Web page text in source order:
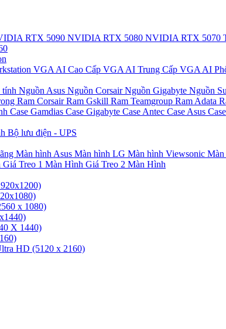
RTX 5090 NVIDIA RTX 5080 NVIDIA RTX 5070
VGA AI Cao Cấp VGA AI Trung Cấp VGA AI
tính Nguồn Asus Nguồn CorsairNguồn Gigabyte Nguồn
Ram CorsairRam Gskill Ram Teamgroup Ram Adata
Case Gamdias Case Gigabyte Case Antec Case Asus
Bộ lưu điện - UPS
Màn hình Asus Màn hình LG Màn hình Viewsonic Màn
Giá Treo 1 Màn Hình Giá Treo 2 Màn Hình
x 1080)
X 1440)
HD (5120 x 2160)